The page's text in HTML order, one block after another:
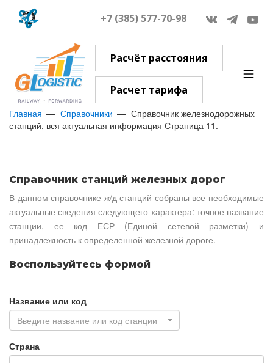
+7 (385) 577-70-98
Расчёт расстояния
Расчет тарифа
Главная Справочники
Справочник железнодорожных
станций, вся актуальная информация Страница 11.
Справочник станций железных дорог
В данном справочнике ж/д станций собраны все необходимые
актуальные сведения следующего характера: точное название
станции, ее код ЕСР (Единой сетевой разметки) и
принадлежность к определенной железной дороге.
Воспользуйтесь формой
Название или код
Введите название или код станции
Страна